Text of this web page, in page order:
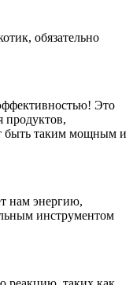
обязательно
Это
продуктов,
быть таким мощным и
нам энергию,
инструментом